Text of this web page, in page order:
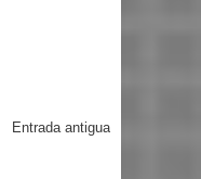
Entrada antigua